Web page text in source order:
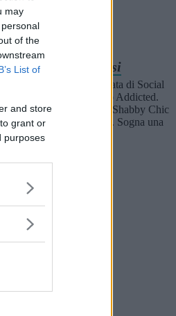
may
of the
List of
and store
grant or
purposes
Gloria Soresi
Giornalista malata di Social
Network e Web Addicted.
Ama i Gatti, lo Shabby Chic
e i vestiti a pois. Sogna una
cabina armadio.